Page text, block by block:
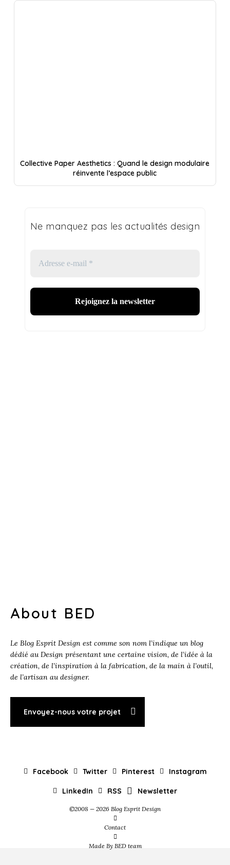
Collective Paper Aesthetics : Quand le design modulaire
réinvente l’espace public
Ne manquez pas les actualités design
About BED
Le Blog Esprit Design est comme son nom l’indique un blog
dédié au Design présentant une certaine vision, de l’idée à la
création, de l’inspiration à la fabrication, de la main à l’outil,
de l’artisan au designer.
Envoyez-nous votre projet
Facebook Twitter Pinterest Instagram
LinkedIn RSS Newsletter
©2008 — 2026 Blog Esprit Design
Contact
Made By BED team